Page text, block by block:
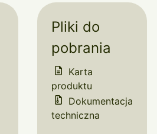
Pliki do
pobrania
Karta
produktu
Dokumentacja
techniczna